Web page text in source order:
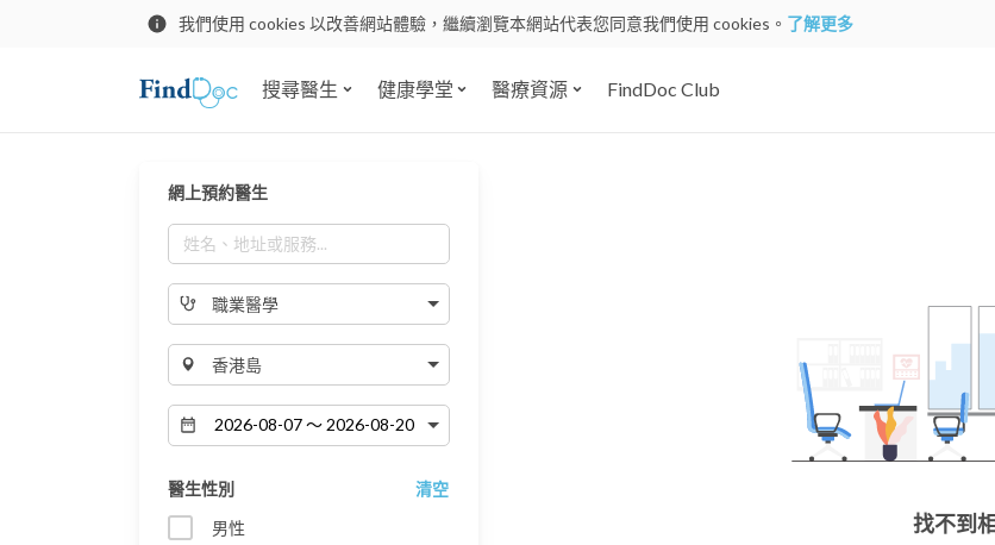
我們使用 cookies 以改善網站體驗，繼續瀏覽本網站代表您同意我們使用 cookies。 了解更多
搜尋醫生 健康學堂 醫療資源 FindDoc Club
網上預約醫生
職業醫學
香港島
醫生性別
清空
男性
找不到